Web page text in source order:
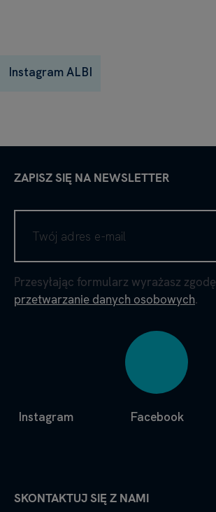
Instagram ALBI
ZAPISZ SIĘ NA NEWSLETTER
Przesyłając formularz wyrażasz zgodę
przetwarzanie danych osobowych.
Facebook
Instagram
SKONTAKTUJ SIĘ Z NAMI